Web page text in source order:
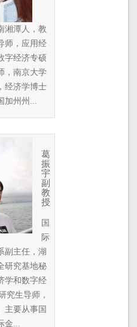
湘潭人，教
师，应用经
字经济专硕
，南京大学
经济学博士
加州州...
葛
振
宇
副
教
授
国
际
副主任，湖
研究基地秘
学和数字经
究生导师，
主要从事国
金...